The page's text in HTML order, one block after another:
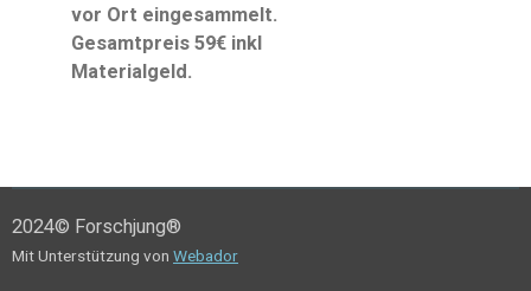
vor Ort eingesammelt.
Gesamtpreis 59€ inkl
Materialgeld.
2024© Forschjung®
Mit Unterstützung von Webador